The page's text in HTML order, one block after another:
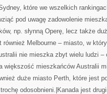
które we wszelkich
pod uwagę zadowolenie
np. słynną Operę, lecz także
również Melbourne – miasto, w
nie mieszka zbyt wielu ludzi –
większość mieszkańców Australii
duże miasto Perth, które jest
odosobnieni.|Kanada jest